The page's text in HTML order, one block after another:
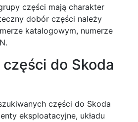
części mają charakter
dobór części należy
katalogowym, numerze
do Skoda
części do Skoda
eksploatacyjne, układu